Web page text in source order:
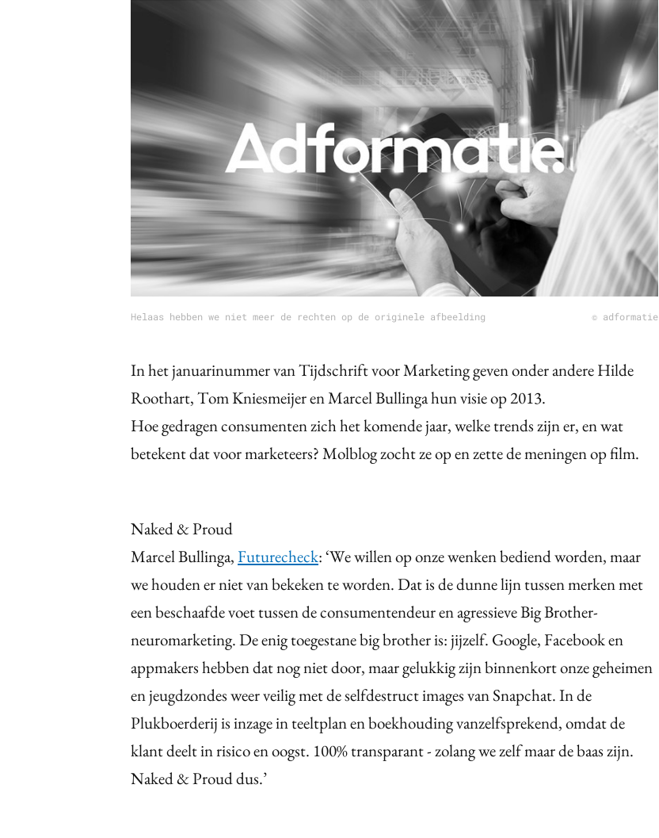
Gedragsverandering
Influencer marketing
Interne communicatie
Martech
Purpose Marketing
Reputatie & crisis
Helaas hebben we niet meer de rechten op de originele afbeelding © adformatie
In het januarinummer van Tijdschrift voor Marketing geven onder andere Hilde
Roothart, Tom Kniesmeijer en Marcel Bullinga hun visie op 2013.
Hoe gedragen consumenten zich het komende jaar, welke trends zijn er, en wat
betekent dat voor marketeers? Molblog zocht ze op en zette de meningen op film.
Naked & Proud
Marcel Bullinga,Futurecheck: ‘We willen op onze wenken bediend worden, maar
we houden er niet van bekeken te worden. Dat is de dunne lijn tussen merken met
een beschaafde voet tussen de consumentendeur en agressieve Big Brother-
neuromarketing. De enig toegestane big brother is: jijzelf. Google, Facebook en
appmakers hebben dat nog niet door, maar gelukkig zijn binnenkort onze geheimen
en jeugdzondes weer veilig met de selfdestruct images van Snapchat. In de
Plukboerderij is inzage in teeltplan en boekhouding vanzelfsprekend, omdat de
klant deelt in risico en oogst. 100% transparant - zolang we zelf maar de baas zijn.
Naked & Proud dus.’